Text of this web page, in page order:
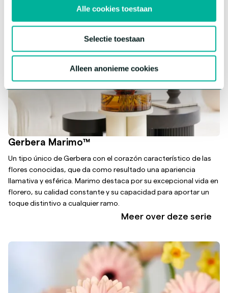
Alle cookies toestaan
Selectie toestaan
Alleen anonieme cookies
Gerbera Marimo™
Un tipo único de Gerbera con el corazón característico de las
flores conocidas, que da como resultado una apariencia
llamativa y esférica. Marimo destaca por su excepcional vida en
florero, su calidad constante y su capacidad para aportar un
toque distintivo a cualquier ramo.
Meer over deze serie